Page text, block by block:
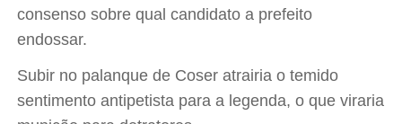
consenso sobre qual candidato a prefeito
endossar.
Subir no palanque de Coser atrairia o temido
sentimento antipetista para a legenda, o que viraria